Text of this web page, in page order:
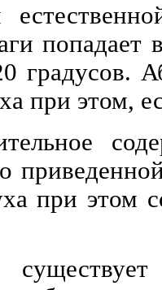
попадает
градусов.
при этом,
при этом